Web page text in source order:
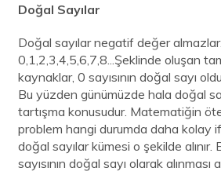
Doğal Sayılar
Doğal sayılar negatif değer almazlar.
0,1,2,3,4,5,6,7,8...Şeklinde oluşan
kaynaklar, 0 sayısının doğal sayı
Bu yüzden günümüzde hala doğal
tartışma konusudur. Matematiğin
problem hangi durumda daha kolay
doğal sayılar kümesi o şekilde alınır.
sayısının doğal sayı olarak